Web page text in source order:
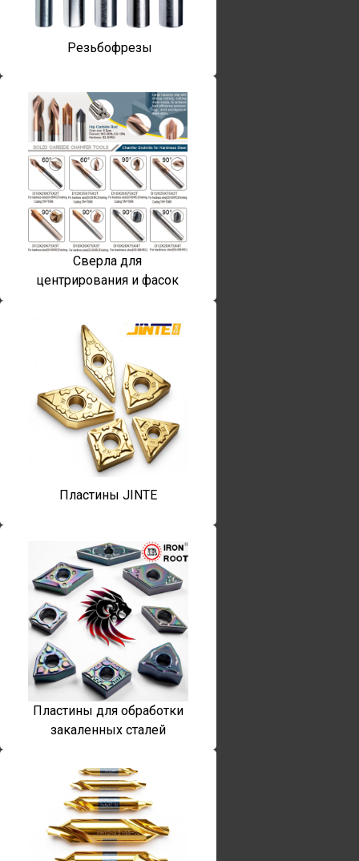
Резьбофрезы
Сверла для
центрирования и фасок
Пластины JINTE
Пластины для обработки
закаленных сталей